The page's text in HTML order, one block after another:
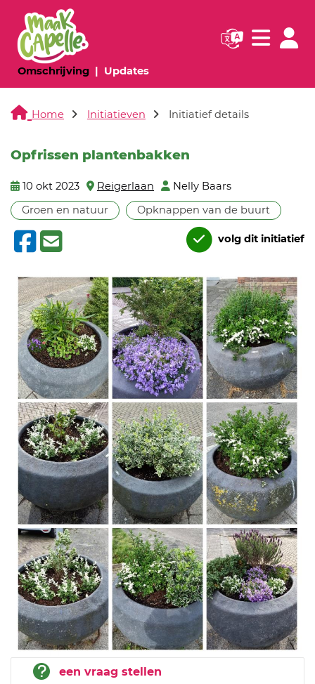
Omschrijving(huidige pagina)
Updates(huidige pagina)
Navigatie
Home Initiatieven Initiatief details
Opfrissen plantenbakken
10 okt 2023 Reigerlaan
Nelly Baars
Groen en natuur
Opknappen van de buurt
volg dit initiatief
een vraag stellen